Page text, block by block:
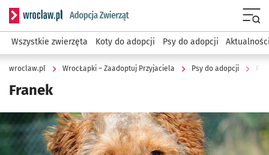
Serwis informacyjny wroclaw.pl podserwis: WrocŁapki –
Wszystkie zwierzęta Koty do adopcji Psy do adopcji
wroclaw.pl WrocŁapki – Zaadoptuj Przyjaciela Psy do adopcji
Franek
Kliknij, aby powiększyć